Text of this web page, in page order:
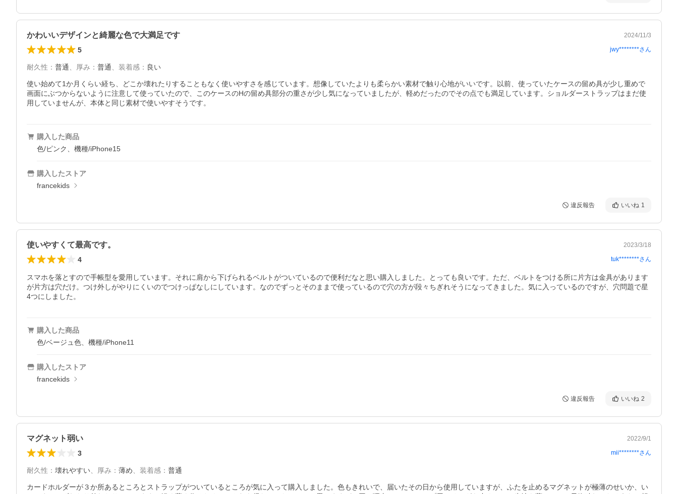
かわいいデザインと綺麗な色で大満足です 2024/11/3
5 jwy********さん
耐久性 ： 普通 、 厚み ： 普通 、 装着感 ： 良い
使い始めて1か月くらい経ち、どこか壊れたりすることもなく使いやすさを感じています。想像していたよりも柔らかい素材で触り心地がいいです。以前、使っていたケースの留め具が少し重めで
画面にぶつからないように注意して使っていたので、このケースのHの留め具部分の重さが少し気になっていましたが、軽めだったのでその点でも満足しています。ショルダーストラップはまだ使
用していませんが、本体と同じ素材で使いやすそうです。
購入した商品
色/ピンク、機種/iPhone15
購入したストア
francekids
違反報告 いいね 1
使いやすくて最高です。 2023/3/18
4 tuk********さん
スマホを落とすので手帳型を愛用しています。それに肩から下げられるベルトがついているので便利だなと思い購入しました。とっても良いです。ただ、ベルトをつける所に片方は金具があります
が片方は穴だけ。つけ外しがやりにくいのでつけっぱなしにしています。なのでずっとそのままで使っているので穴の方が段々ちぎれそうになってきました。気に入っているのですが、穴問題で星
4つにしました。
購入した商品
色/ベージュ色、機種/iPhone11
購入したストア
francekids
違反報告 いいね 2
マグネット弱い 2022/9/1
3 mii********さん
耐久性 ： 壊れやすい、 厚み ： 薄め、 装着感 ： 普通
カードホルダーが３か所あるところとストラップがついているところが気に入って購入しました。色もきれいで、届いたその日から使用していますが、ふたを止めるマグネットが極薄のせいか、い